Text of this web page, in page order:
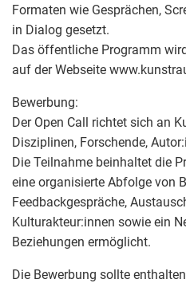
Formaten wie Gesprächen,
in Dialog gesetzt.
Das öffentliche Programm
auf der Webseite
Bewerbung:
Der Open Call richtet sich an
Disziplinen, Forschende,
Die Teilnahme beinhaltet die
eine organisierte Abfolge von
Feedbackgespräche,
Kulturakteur:innen sowie ein
Beziehungen ermöglicht.
Die Bewerbung sollte